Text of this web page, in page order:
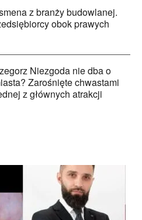
z branży budowlanej.
obok prawych
Niezgoda nie dba o
Zarośnięte chwastami
z głównych atrakcji